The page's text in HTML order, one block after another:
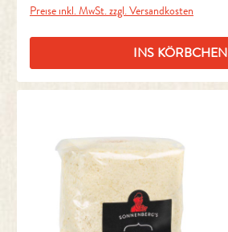
Preise inkl. MwSt. zzgl. Versandkosten
INS KÖRBCHEN